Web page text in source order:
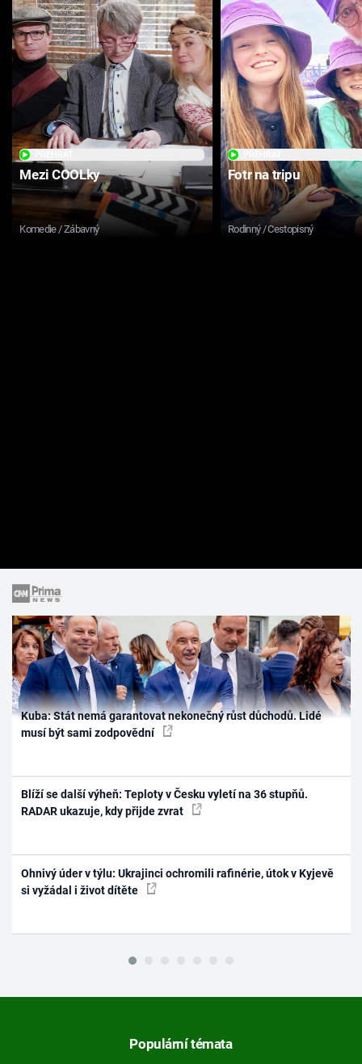
Mezi COOLky
Komedie / Zábavný
Fotr na tripu
Rodinný / Cestopisný
Kuba: Stát nemá garantovat nekonečný růst důchodů. Lidé
musí být sami zodpovědní
Blíží se další výheň: Teploty v Česku vyletí na 36 stupňů.
RADAR ukazuje, kdy přijde zvrat
Ohnivý úder v týlu: Ukrajinci ochromili rafinérie, útok v Kyjevě
si vyžádal i život dítěte
Populární témata